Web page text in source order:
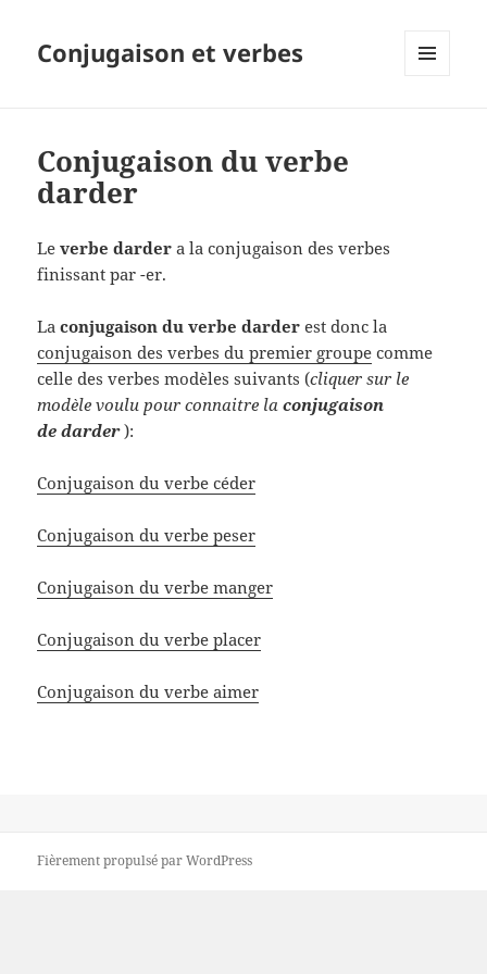
Conjugaison et verbes
Conjugaison du verbe
darder
Leverbe darder a la conjugaison des verbes
finissant par -er.
Laconjugaison du verbe darder est donc la
conjugaison des verbes du premier groupe comme
celle des verbes modèles suivants (cliquer sur le
modèle voulu pour connaitre laconjugaison
de darder):
Conjugaison du verbe céder
Conjugaison du verbe peser
Conjugaison du verbe manger
Conjugaison du verbe placer
Conjugaison du verbe aimer
Fièrement propulsé par WordPress